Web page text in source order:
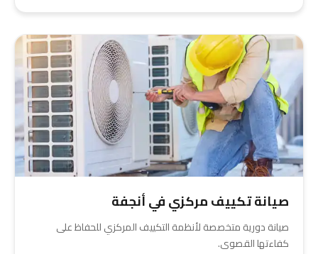
صيانة تكييف مركزي في أنجفة
صيانة دورية متخصصة لأنظمة التكييف المركزي للحفاظ على
كفاءتها القصوى.